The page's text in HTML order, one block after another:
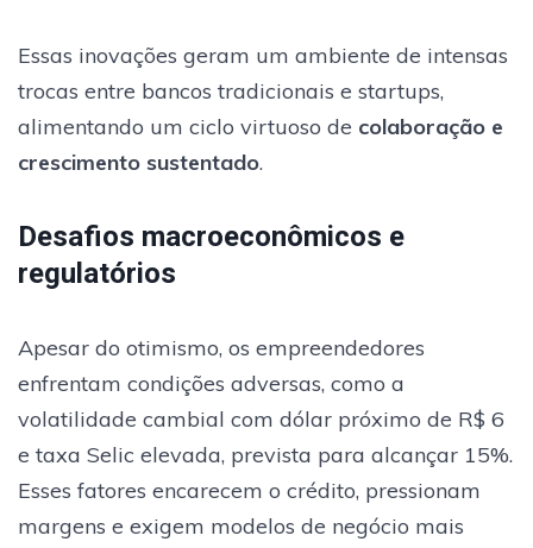
Essas inovações geram um ambiente de intensas
trocas entre bancos tradicionais e startups,
alimentando um ciclo virtuoso de colaboração e
crescimento sustentado.
Desafios macroeconômicos e
regulatórios
Apesar do otimismo, os empreendedores
enfrentam condições adversas, como a
volatilidade cambial com dólar próximo de R$ 6
e taxa Selic elevada, prevista para alcançar 15%.
Esses fatores encarecem o crédito, pressionam
margens e exigem modelos de negócio mais